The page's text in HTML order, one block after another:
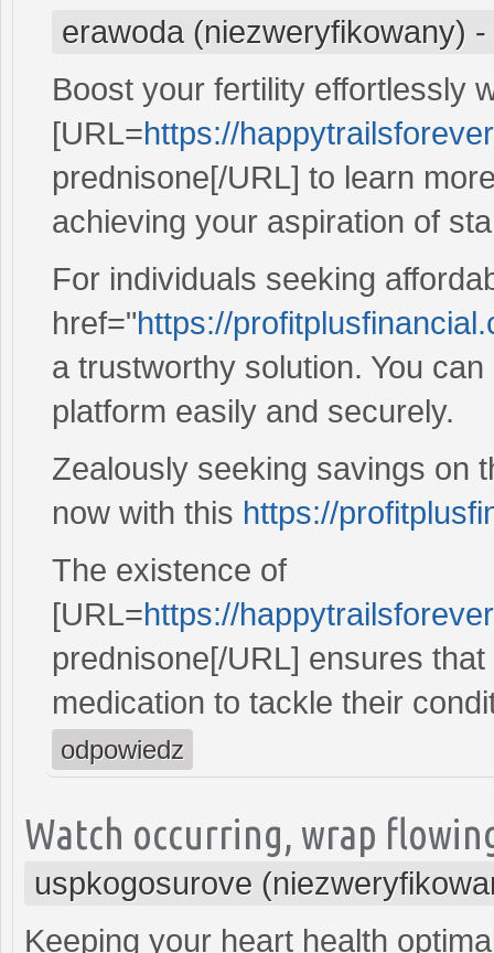
erawoda (niezweryfikowany) -
Boost your fertility effortlessly
[URL=https://
prednisone[/URL] to learn
achieving your aspiration of
For individuals seeking
href="https://
a trustworthy solution. You
platform easily and securely.
Zealously seeking savings on
now with this https://
The existence of
[URL=https://
prednisone[/URL] ensures
medication to tackle their
odpowiedz
Watch occurring, wrap
uspkogosurove
Keeping your heart health